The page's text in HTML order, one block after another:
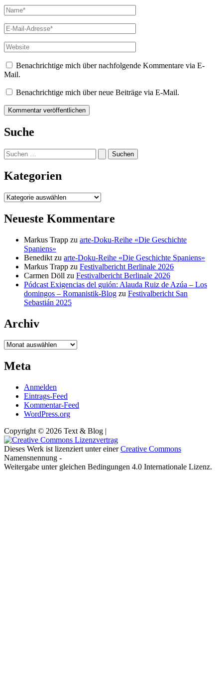
Name*
E-
Mail-
Adresse*
Website
Benachrichtige mich über nachfolgende Kommentare via E-
Mail.
Benachrichtige mich über neue Beiträge via E-Mail.
Suche
Suchen
nach:
Kategorien
Kategorien
Neueste Kommentare
Markus Trapp zu arte-Doku-Reihe «Die Geschichte
Spaniens»
Benedikt zu arte-Doku-Reihe «Die Geschichte Spaniens»
Markus Trapp zu Festivalbericht Berlinale 2026
Carmen Döll zu Festivalbericht Berlinale 2026
Pódcast Exigencias del guión: Alauda Ruiz de Azúa – Los
domingos – Romanistik-Blog zu Festivalbericht San
Sebastián 2025
Archiv
Archiv
Meta
Anmelden
Eintrags-Feed
Kommentar-Feed
WordPress.org
Copyright © 2026 Text & Blog |
Dieses Werk ist lizenziert unter einerCreative Commons
Namensnennung -
Weitergabe unter gleichen Bedingungen 4.0 Internationale Lizenz.